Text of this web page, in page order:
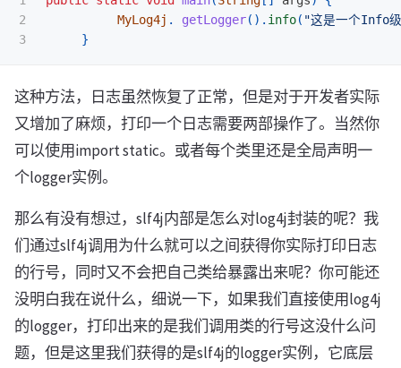
2
MyLog4j . getLogger(). info( "这是一个Info
}
这种方法，日志虽然恢复了正常，但是对于开发者实际
又增加了麻烦，打印一个日志需要两部操作了。当然你
可以使用import static。或者每个类里还是全局声明一
个logger实例。
那么有没有想过，slf4j内部是怎么对log4j封装的呢？我
们通过slf4j调用为什么就可以之间获得你实际打印日志
的行号，同时又不会把自己类给暴露出来呢？你可能还
没明白我在说什么，细说一下，如果我们直接使用log4j
的logger，打印出来的是我们调用类的行号这没什么问
题，但是这里我们获得的是slf4j的logger实例，它底层